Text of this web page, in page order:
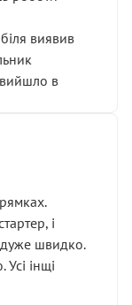
виявив
в
і
дуже швидко.
інщі